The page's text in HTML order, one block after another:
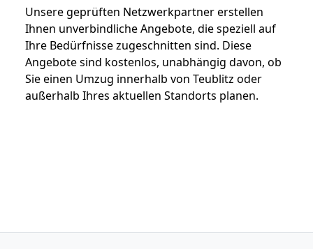
Unsere geprüften Netzwerkpartner erstellen
Ihnen unverbindliche Angebote, die speziell auf
Ihre Bedürfnisse zugeschnitten sind. Diese
Angebote sind kostenlos, unabhängig davon, ob
Sie einen Umzug innerhalb von Teublitz oder
außerhalb Ihres aktuellen Standorts planen.